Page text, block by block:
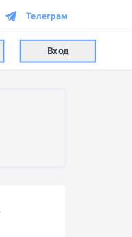
Телеграм
Вход